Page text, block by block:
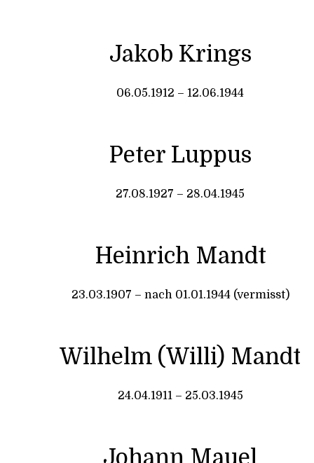
Jakob Krings
06.05.1912 – 12.06.1944
Peter Luppus
27.08.1927 – 28.04.1945
Heinrich Mandt
23.03.1907 – nach 01.01.1944 (vermisst)
Wilhelm (Willi) Mandt
24.04.1911 – 25.03.1945
Johann Mauel